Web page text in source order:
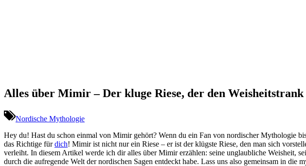
Alles über Mimir – Der kluge Riese, der den
Nordische Mythologie
Hey⁣ du!‌ Hast du schon⁣ einmal von Mimir gehört? Wenn du ⁢ein Fan⁢ von nordischer Mythologie
das ‌Richtige fürdich! Mimir ist nicht nur ein Riese –⁢ er ist der klügste Riese, ‍den man sich
verleiht.​ In diesem Artikel werde ‍ich dir alles über Mimir erzählen: seine ‍unglaubliche Weisheit,
durch die aufregende Welt der nordischen Sagen entdeckt habe. Lass uns also gemeinsam in die